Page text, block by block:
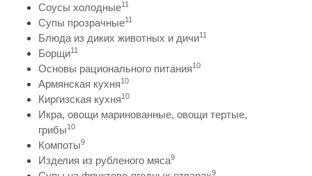
Соусы холодные11
Супы прозрачные11
Блюда из диких животных и дичи11
Борщи11
Основы рационального питания10
Армянская кухня10
Киргизская кухня10
Икра, овощи маринованные, овощи тертые,
грибы10
Компоты9
Изделия из рубленого мяса9
9